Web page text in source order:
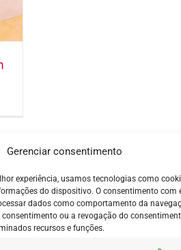
Gerenciar consentimento
experiência, usamos tecnologias como
do dispositivo. O consentimento com
dados como comportamento da
consentimento ou a revogação do
recursos e funções.
Horário de